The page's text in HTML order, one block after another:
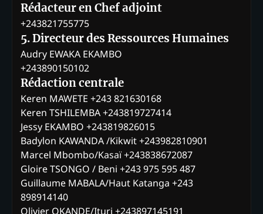
Rédacteur en Chef adjoint
+243821755775
5. Directeur des Ressources Humaines
Audry EWAKA EKAMBO
+243890150102
Rédaction centrale
Keren MAWETE +243 821630168
Keren TSHILEMBA +243819727414
Jessy EKAMBO +243819826015
Badylon KAWANDA /Kikwit +243982810901
Marcel Mbombo/Kasaï +243838672087
Gloire TSONGO / Beni +243 975 595 487
Guillaume MABALA/Haut Katanga +243
898914140
Olivier OKANDE/Ituri +243897145191